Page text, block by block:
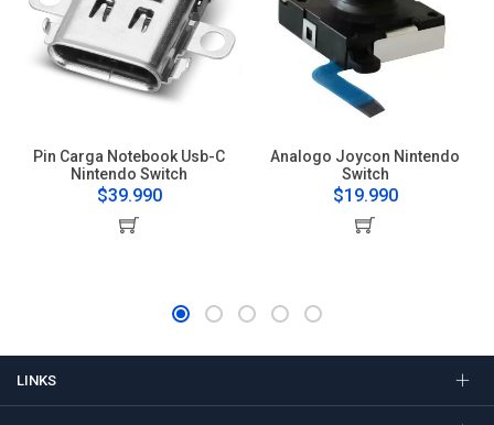
Pin Carga Notebook Usb-C
Nintendo Switch
$39.990
Analogo Joycon Nintendo
Switch
$19.990
LINKS